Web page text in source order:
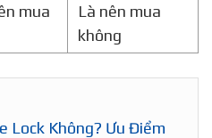
mua
Là nên mua
không
Lock Không? Ưu Điểm